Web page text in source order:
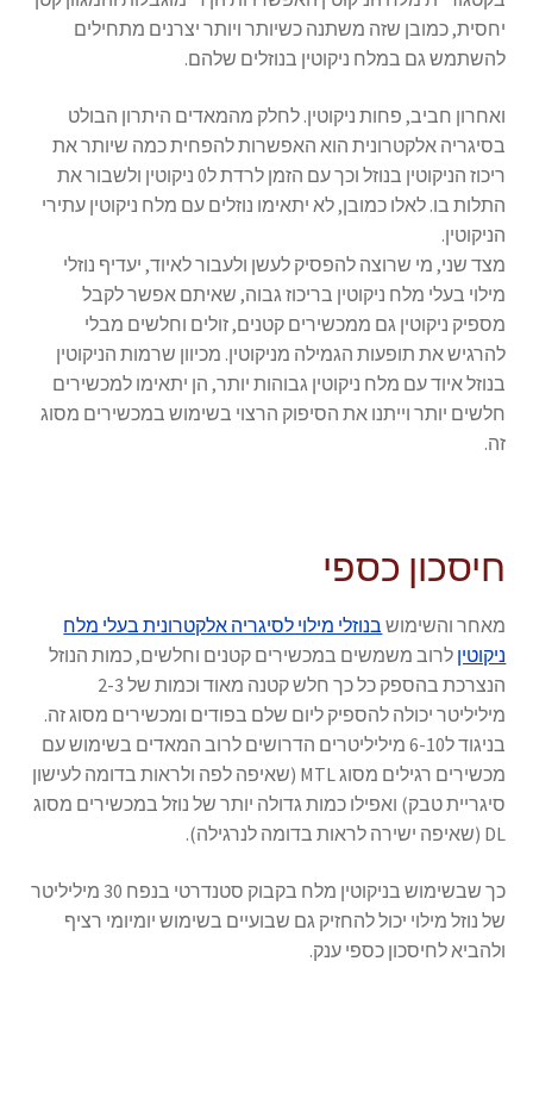
יחסית, כמובן שזה משתנה כשיותר ויותר יצרנים מתחילים
להשתמש גם במלח ניקוטין בנוזלים שלהם.
ואחרון חביב, פחות ניקוטין. לחלק מהמאדים היתרון הבולט
בסיגריה אלקטרונית הוא האפשרות להפחית כמה שיותר את
ריכוז הניקוטין בנוזל וכך עם הזמן לרדת ל0 ניקוטין ולשבור את
התלות בו. לאלו כמובן, לא יתאימו נוזלים עם מלח ניקוטין עתירי
הניקוטין.
מצד שני, מי שרוצה להפסיק לעשן ולעבור לאיוד, יעדיף נוזלי
מילוי בעלי מלח ניקוטין בריכוז גבוה, שאיתם אפשר לקבל
מספיק ניקוטין גם ממכשירים קטנים, זולים וחלשים מבלי
להרגיש את תופעות הגמילה מניקוטין. מכיוון שרמות הניקוטין
בנוזל איוד עם מלח ניקוטין גבוהות יותר, הן יתאימו למכשירים
חלשים יותר וייתנו את הסיפוק הרצוי בשימוש במכשירים מסוג
זה.
חיסכון כספי
מאחר והשימוש בנוזלי מילוי לסיגריה אלקטרונית בעלי מלח
ניקוטין לרוב משמשים במכשירים קטנים וחלשים, כמות הנוזל
הנצרכת בהספק כל כך חלש קטנה מאוד וכמות של 2-3
מיליליטר יכולה להספיק ליום שלם בפודים ומכשירים מסוג זה.
בניגוד ל6-10 מיליליטרים הדרושים לרוב המאדים בשימוש עם
מכשירים רגילים מסוג MTL (שאיפה לפה ולראות בדומה לעישון
סיגריית טבק) ואפילו כמות גדולה יותר של נוזל במכשירים מסוג
DL (שאיפה ישירה לראות בדומה לנרגילה).
כך שבשימוש בניקוטין מלח בקבוק סטנדרטי בנפח 30 מיליליטר
של נוזל מילוי יכול להחזיק גם שבועיים בשימוש יומיומי רציף
ולהביא לחיסכון כספי ענק.